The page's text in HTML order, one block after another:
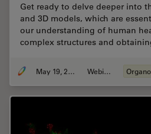
Get ready to delve deeper into
and 3D models, which are
our understanding of human
complex structures and
May 19, 2025 Webinar